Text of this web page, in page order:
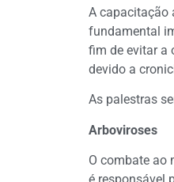
A capacitação
fundamental
fim de evitar a
devido a
As palestras
Arboviroses
O combate ao